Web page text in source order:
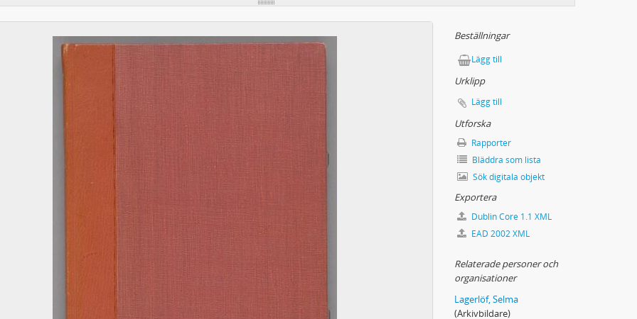
Beställningar
Lägg till
Urklipp
Lägg till
Utforska
Rapporter
Bläddra som lista
Sök digitala objekt
Exportera
Dublin Core 1.1 XML
EAD 2002 XML
Relaterade personer och
organisationer
Lagerlöf, Selma
(Arkivbildare)